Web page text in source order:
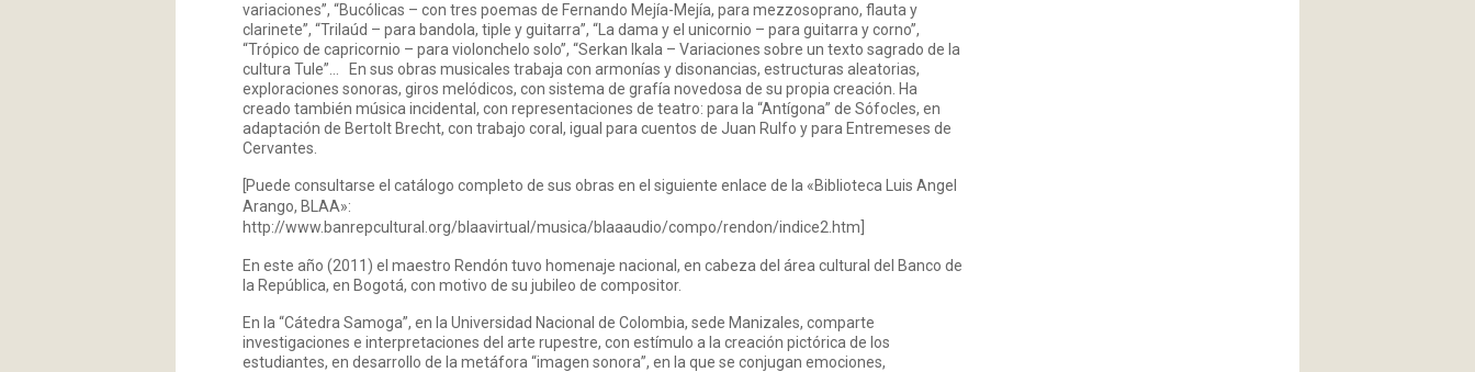
variaciones”, “Bucólicas – con tres poemas de Fernando Mejía-Mejía, para mezzosoprano, flauta y
clarinete”, “Trilaúd – para bandola, tiple y guitarra”, “La dama y el unicornio – para guitarra y corno”,
“Trópico de capricornio – para violonchelo solo”, “Serkan Ikala – Variaciones sobre un texto sagrado de la
cultura Tule”… En sus obras musicales trabaja con armonías y disonancias, estructuras aleatorias,
exploraciones sonoras, giros melódicos, con sistema de grafía novedosa de su propia creación. Ha
creado también música incidental, con representaciones de teatro: para la “Antígona” de Sófocles, en
adaptación de Bertolt Brecht, con trabajo coral, igual para cuentos de Juan Rulfo y para Entremeses de
Cervantes.
[Puede consultarse el catálogo completo de sus obras en el siguiente enlace de la «Biblioteca Luis Angel
Arango, BLAA»:
http://www.banrepcultural.org/blaavirtual/musica/blaaaudio/compo/rendon/indice2.htm
En este año (2011) el maestro Rendón tuvo homenaje nacional, en cabeza del área cultural del Banco de
la República, en Bogotá, con motivo de su jubileo de compositor.
En la “Cátedra Samoga”, en la Universidad Nacional de Colombia, sede Manizales, comparte
investigaciones e interpretaciones del arte rupestre, con estímulo a la creación pictórica de los
estudiantes, en desarrollo de la metáfora “imagen sonora”, en la que se conjugan emociones,